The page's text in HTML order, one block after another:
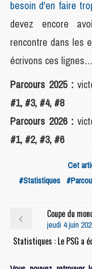
besoin d'en faire
devez encore
rencontre dans les
écrivons ces lignes…
Parcours 2025 :
#1, #3, #4, #8
Parcours 2026 :
#1, #2, #3, #6
Cet
#Statistiques
jeudi 4 juin
Statistiques : Le PSG a